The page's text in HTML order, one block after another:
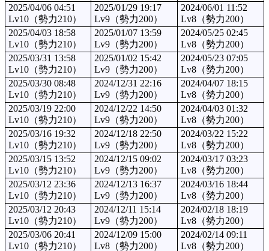
2025/04/06 04:51
Lv10（勢力210）
2025/01/29 19:17
Lv9（勢力200）
2024/06/01 11:52
Lv8（勢力200）
2025/04/03 18:58
Lv10（勢力210）
2025/01/07 13:59
Lv9（勢力200）
2024/05/25 02:45
Lv8（勢力200）
2025/03/31 13:58
Lv10（勢力210）
2025/01/02 15:42
Lv9（勢力200）
2024/05/23 07:05
Lv8（勢力200）
2025/03/30 08:48
Lv10（勢力210）
2024/12/31 22:16
Lv9（勢力200）
2024/04/07 18:15
Lv8（勢力200）
2025/03/19 22:00
Lv10（勢力210）
2024/12/22 14:50
Lv9（勢力200）
2024/04/03 01:32
Lv8（勢力200）
2025/03/16 19:32
Lv10（勢力210）
2024/12/18 22:50
Lv9（勢力200）
2024/03/22 15:22
Lv8（勢力200）
2025/03/15 13:52
Lv10（勢力210）
2024/12/15 09:02
Lv9（勢力200）
2024/03/17 03:23
Lv8（勢力200）
2025/03/12 23:36
Lv10（勢力210）
2024/12/13 16:37
Lv9（勢力200）
2024/03/16 18:44
Lv8（勢力200）
2025/03/12 20:43
Lv10（勢力210）
2024/12/11 15:14
Lv9（勢力200）
2024/02/18 18:19
Lv8（勢力200）
2025/03/06 20:41
Lv10（勢力210）
2024/12/09 15:00
Lv8（勢力200）
2024/02/14 09:11
Lv8（勢力200）